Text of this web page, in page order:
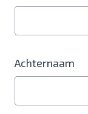
Achternaam